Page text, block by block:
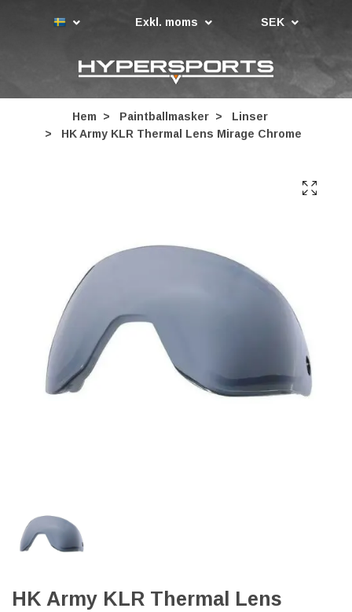
Exkl. moms SEK
Hem Paintballmasker
Linser
HK Army KLR Thermal Lens Mirage Chrome
HK Army KLR Thermal Lens